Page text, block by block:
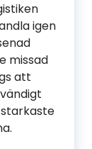
igen
missad
att